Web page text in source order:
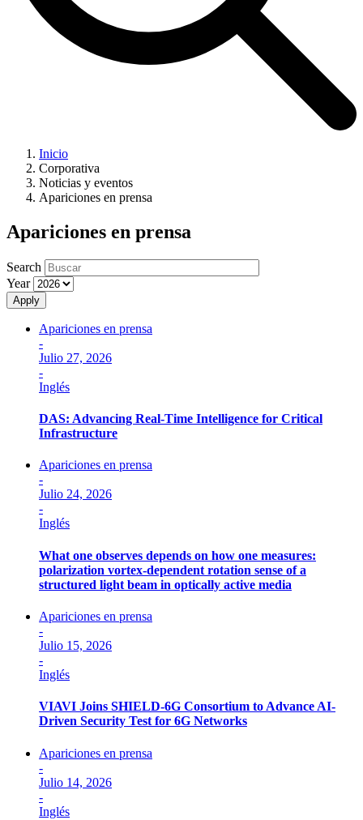
Inicio
Corporativa
Noticias y eventos
Apariciones en prensa
Apariciones en prensa
Search
Year
Apply
Apariciones en prensa
-
Julio 27, 2026
-
Inglés
DAS: Advancing Real-Time Intelligence for Critical
Infrastructure
Apariciones en prensa
-
Julio 24, 2026
-
Inglés
What one observes depends on how one measures:
polarization vortex-dependent rotation sense of a
structured light beam in optically active media
Apariciones en prensa
-
Julio 15, 2026
-
Inglés
VIAVI Joins SHIELD-6G Consortium to Advance AI-
Driven Security Test for 6G Networks
Apariciones en prensa
-
Julio 14, 2026
-
Inglés